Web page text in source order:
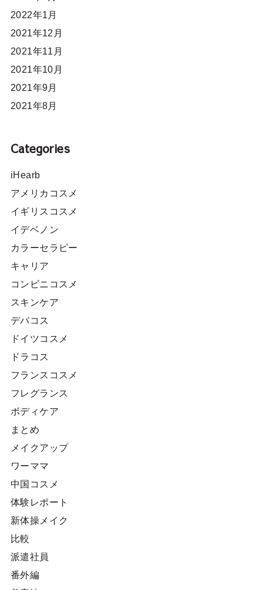
2022年1月
2021年12月
2021年11月
2021年10月
2021年9月
2021年8月
Categories
iHearb
アメリカコスメ
イギリスコスメ
イデベノン
カラーセラピー
キャリア
コンビニコスメ
スキンケア
デパコス
ドイツコスメ
ドラコス
フランスコスメ
フレグランス
ボディケア
まとめ
メイクアップ
ワーママ
中国コスメ
体験レポート
新体操メイク
比較
派遣社員
番外編